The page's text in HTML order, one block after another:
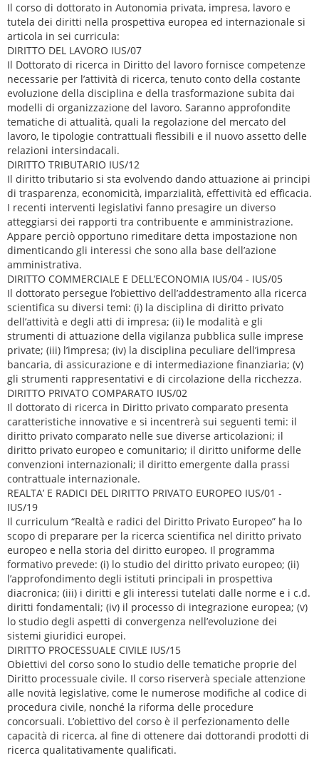
Il corso di dottorato in Autonomia privata, impresa, lavoro e
tutela dei diritti nella prospettiva europea ed internazionale si
articola in sei curricula:
DIRITTO DEL LAVORO IUS/07
Il Dottorato di ricerca in Diritto del lavoro fornisce competenze
necessarie per l’attività di ricerca, tenuto conto della costante
evoluzione della disciplina e della trasformazione subita dai
modelli di organizzazione del lavoro. Saranno approfondite
tematiche di attualità, quali la regolazione del mercato del
lavoro, le tipologie contrattuali flessibili e il nuovo assetto delle
relazioni intersindacali.
DIRITTO TRIBUTARIO IUS/12
Il diritto tributario si sta evolvendo dando attuazione ai principi
di trasparenza, economicità, imparzialità, effettività ed efficacia.
I recenti interventi legislativi fanno presagire un diverso
atteggiarsi dei rapporti tra contribuente e amministrazione.
Appare perciò opportuno rimeditare detta impostazione non
dimenticando gli interessi che sono alla base dell’azione
amministrativa.
DIRITTO COMMERCIALE E DELL’ECONOMIA IUS/04 - IUS/05
Il dottorato persegue l’obiettivo dell’addestramento alla ricerca
scientifica su diversi temi: (i) la disciplina di diritto privato
dell’attività e degli atti di impresa; (ii) le modalità e gli
strumenti di attuazione della vigilanza pubblica sulle imprese
private; (iii) l’impresa; (iv) la disciplina peculiare dell’impresa
bancaria, di assicurazione e di intermediazione finanziaria; (v)
gli strumenti rappresentativi e di circolazione della ricchezza.
DIRITTO PRIVATO COMPARATO IUS/02
Il dottorato di ricerca in Diritto privato comparato presenta
caratteristiche innovative e si incentrerà sui seguenti temi: il
diritto privato comparato nelle sue diverse articolazioni; il
diritto privato europeo e comunitario; il diritto uniforme delle
convenzioni internazionali; il diritto emergente dalla prassi
contrattuale internazionale.
REALTA’ E RADICI DEL DIRITTO PRIVATO EUROPEO IUS/01 -
IUS/19
Il curriculum “Realtà e radici del Diritto Privato Europeo” ha lo
scopo di preparare per la ricerca scientifica nel diritto privato
europeo e nella storia del diritto europeo. Il programma
formativo prevede: (i) lo studio del diritto privato europeo; (ii)
l’approfondimento degli istituti principali in prospettiva
diacronica; (iii) i diritti e gli interessi tutelati dalle norme e i c.d.
diritti fondamentali; (iv) il processo di integrazione europea; (v)
lo studio degli aspetti di convergenza nell’evoluzione dei
sistemi giuridici europei.
DIRITTO PROCESSUALE CIVILE IUS/15
Obiettivi del corso sono lo studio delle tematiche proprie del
Diritto processuale civile. Il corso riserverà speciale attenzione
alle novità legislative, come le numerose modifiche al codice di
procedura civile, nonché la riforma delle procedure
concorsuali. L’obiettivo del corso è il perfezionamento delle
capacità di ricerca, al fine di ottenere dai dottorandi prodotti di
ricerca qualitativamente qualificati.